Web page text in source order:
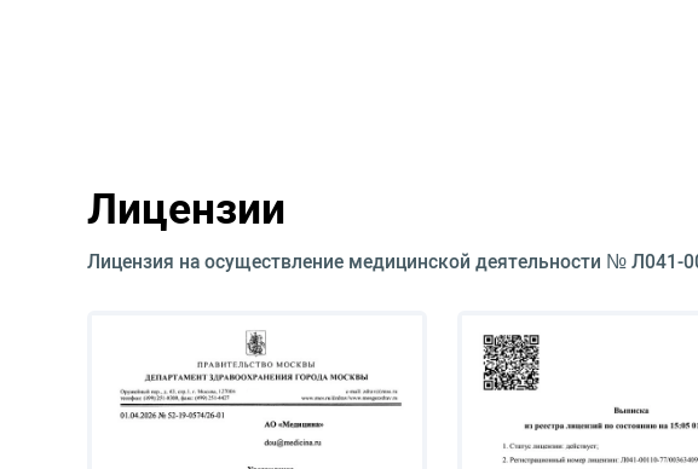
Лицензии
Лицензия на осуществление медицинской деятельности № Л041-